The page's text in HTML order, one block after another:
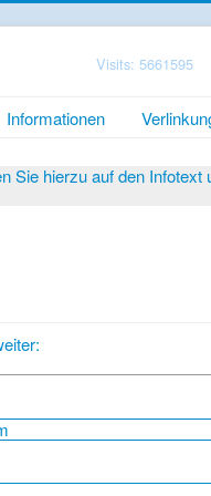
Visits: 5661595
Informationen
Sie hierzu auf den Infotext